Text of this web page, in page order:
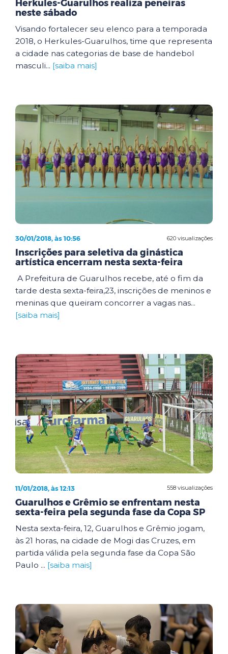
Herkules-Guarulhos realiza peneiras
neste sábado
Visando fortalecer seu elenco para a temporada
2018, o Herkules-Guarulhos, time que representa
a cidade nas categorias de base de handebol
masculi... [saiba mais]
620 visualizações
30/01/2018, às 10:56
Inscrições para seletiva da ginástica
artística encerram nesta sexta-feira
A Prefeitura de Guarulhos recebe, até o fim da
tarde desta sexta-feira,23, inscrições de meninos e
meninas que queiram concorrer a vagas nas...
[saiba mais]
558 visualizações
11/01/2018, às 12:13
Guarulhos e Grêmio se enfrentam nesta
sexta-feira pela segunda fase da Copa SP
Nesta sexta-feira, 12, Guarulhos e Grêmio jogam,
às 21 horas, na cidade de Mogi das Cruzes, em
partida válida pela segunda fase da Copa São
Paulo ... [saiba mais]